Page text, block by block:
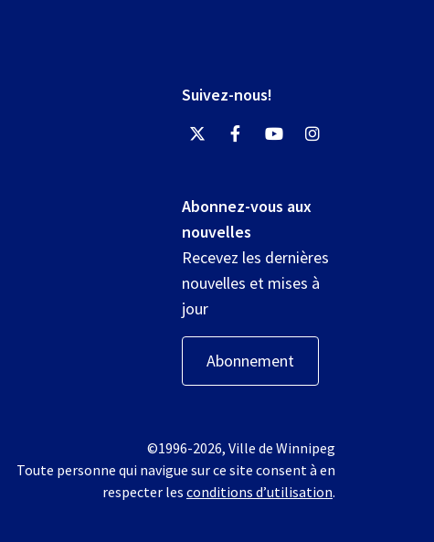
Suivez-nous!
Abonnez-vous aux
nouvelles
Recevez les dernières
nouvelles et mises à
jour
Abonnement
©1996-2026, Ville de Winnipeg
Toute personne qui navigue sur ce site consent à en
respecter les conditions d’utilisation.